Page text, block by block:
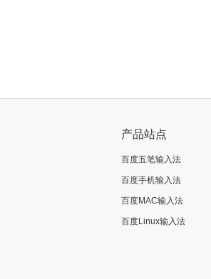
产品站点
百度五笔输入法
百度手机输入法
百度MAC输入法
百度Linux输入法